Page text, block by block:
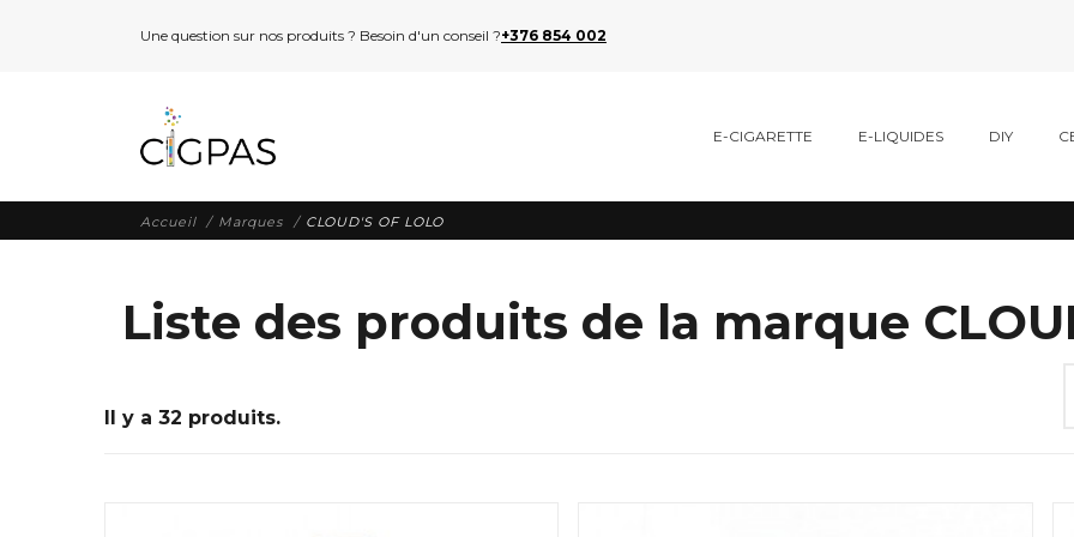
Une question sur nos produits ? Besoin d'un conseil ?+376 854 002
E-CIGARETTE E-LIQUIDES DIY
Accueil Marques CLOUD'S OF LOLO
Liste des produits de la marque
Il y a 32 produits.